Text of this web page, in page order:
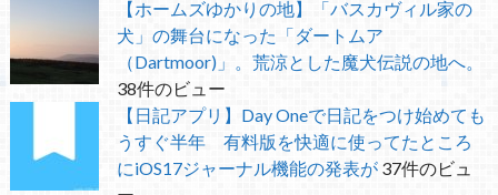
【ホームズゆかりの地】「バスカヴィル家の
犬」の舞台になった「ダートムア
（Dartmoor)」。荒涼とした魔犬伝説の地へ。
38件のビュー
【日記アプリ】Day Oneで日記をつけ始めても
うすぐ半年 有料版を快適に使ってたところ
にiOS17ジャーナル機能の発表が 37件のビュ